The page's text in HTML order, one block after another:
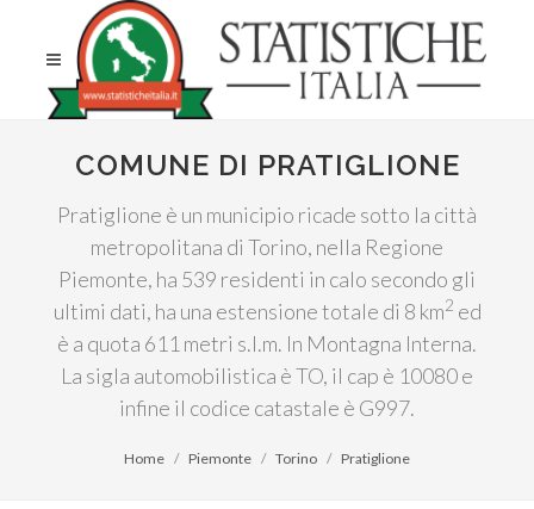
COMUNE DI PRATIGLIONE
Pratiglione è un municipio ricade sotto la città
metropolitana di Torino, nella Regione
Piemonte, ha 539 residenti in calo secondo gli
ultimi dati, ha una estensione totale di 8 km2 ed
è a quota 611 metri s.l.m. In Montagna Interna.
La sigla automobilistica è TO, il cap è 10080 e
infine il codice catastale è G997.
Home Piemonte Torino Pratiglione